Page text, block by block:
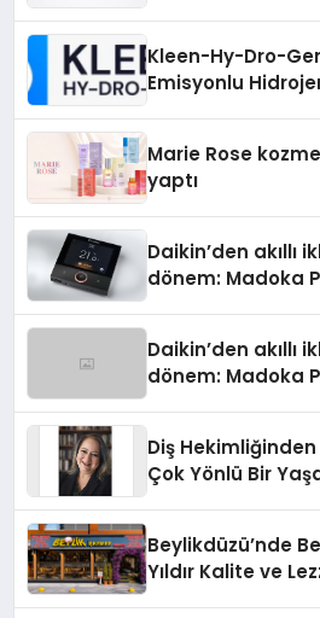
Kleen-Hy-Dro-
Emisyonlu
Marie Rose
yaptı
Daikin’den akıllı
dönem: Madoka
Daikin’den akıllı
dönem: Madoka
Diş
Çok Yönlü Bir
Beylikdüzü’nde
Yıldır Kalite ve